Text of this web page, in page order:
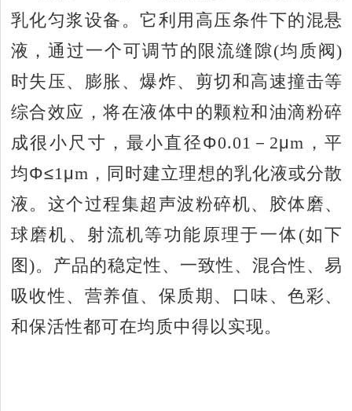
乳化匀浆设备。它利用高压条件下的混悬
液，通过一个可调节的限流缝隙(均质阀)
时失压、膨胀、爆炸、剪切和高速撞击等
综合效应，将在液体中的颗粒和油滴粉碎
成很小尺寸，最小直径Φ0.01 － 2μm ，平
均Φ≤1 μm ，同时建立理想的乳化液或分散
液。这个过程集超声波粉碎机、胶体磨、
球磨机、射流机等功能原理于一体 (如下
图)。产品的稳定性、一致性、混合性、易
吸收性、营养值、保质期、口味、色彩、
和保活性都可在均质中得以实现。